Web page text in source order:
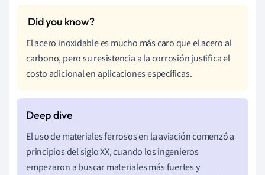
El acero inoxidable es mucho más caro que el acero al
carbono, pero su resistencia a la corrosión justifica el
costo adicional en aplicaciones específicas.
El uso de materiales ferrosos en la aviación comenzó a
principios del siglo XX, cuando los ingenieros
empezaron a buscar materiales más fuertes y